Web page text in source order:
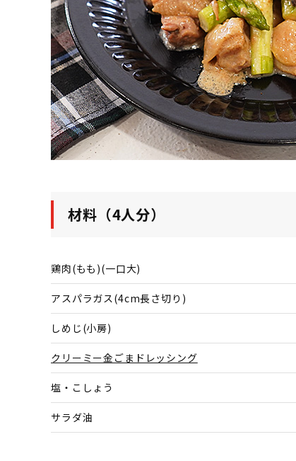
材料（4人分）
鶏肉(もも)(一口大)
アスパラガス(4cm長さ切り)
しめじ(小房)
クリーミー金ごまドレッシング
塩・こしょう
サラダ油